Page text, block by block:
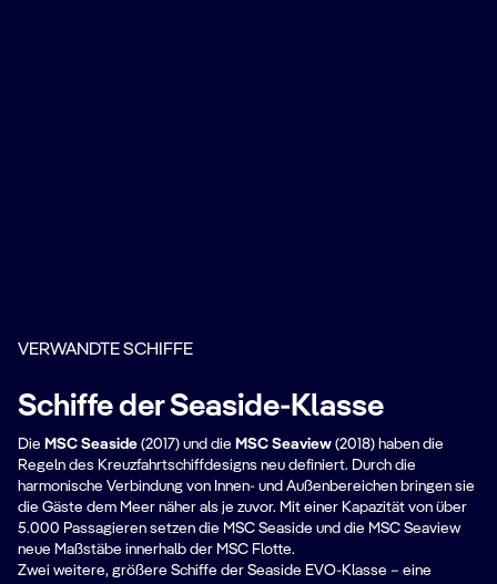
VERWANDTE SCHIFFE
Schiffe der Seaside-Klasse
Die MSC Seaside (2017) und die MSC Seaview (2018) haben die
Regeln des Kreuzfahrtschiffdesigns neu definiert. Durch die
harmonische Verbindung von Innen- und Außenbereichen bringen sie
die Gäste dem Meer näher als je zuvor. Mit einer Kapazität von über
5.000 Passagieren setzen die MSC Seaside und die MSC Seaview
neue Maßstäbe innerhalb der MSC Flotte.
Zwei weitere, größere Schiffe der Seaside EVO-Klasse – eine